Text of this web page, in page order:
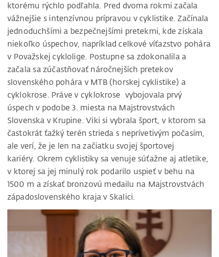
ktorému rýchlo podľahla. Pred dvoma rokmi začala
vážnejšie s intenzívnou prípravou v cyklistike. Začínala
jednoduchšími a bezpečnejšími pretekmi, kde získala
niekoľko úspechov, napríklad celkové víťazstvo pohára
v Považskej cyklolige. Postupne sa zdokonalila a
začala sa zúčastňovať náročnejších pretekov
slovenského pohára v MTB (horskej cyklistike) a
cyklokrose. Práve v cyklokrose vybojovala prvý
úspech v podobe 3. miesta na Majstrovstvách
Slovenska v Krupine. Viki si vybrala šport, v ktorom sa
častokrát ťažký terén strieda s neprívetivým počasím,
ale verí, že je len na začiatku svojej športovej
kariéry. Okrem cyklistiky sa venuje súťažne aj atletike,
v ktorej sa jej minulý rok podarilo uspieť v behu na
1500 m a získať bronzovú medailu na Majstrovstvách
západoslovenského kraja v Skalici.